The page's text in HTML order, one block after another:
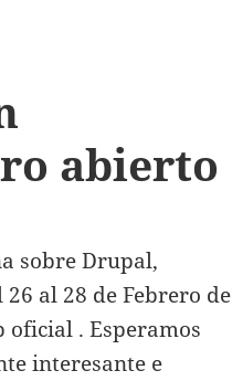
abierto
sobre Drupal,
al 28 de Febrero de
oficial . Esperamos
interesante e